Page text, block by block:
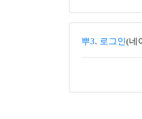
뿌3. 로그인 (네